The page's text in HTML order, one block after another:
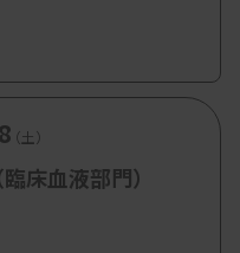
1000円、登録学生
（土）
床血液部門）